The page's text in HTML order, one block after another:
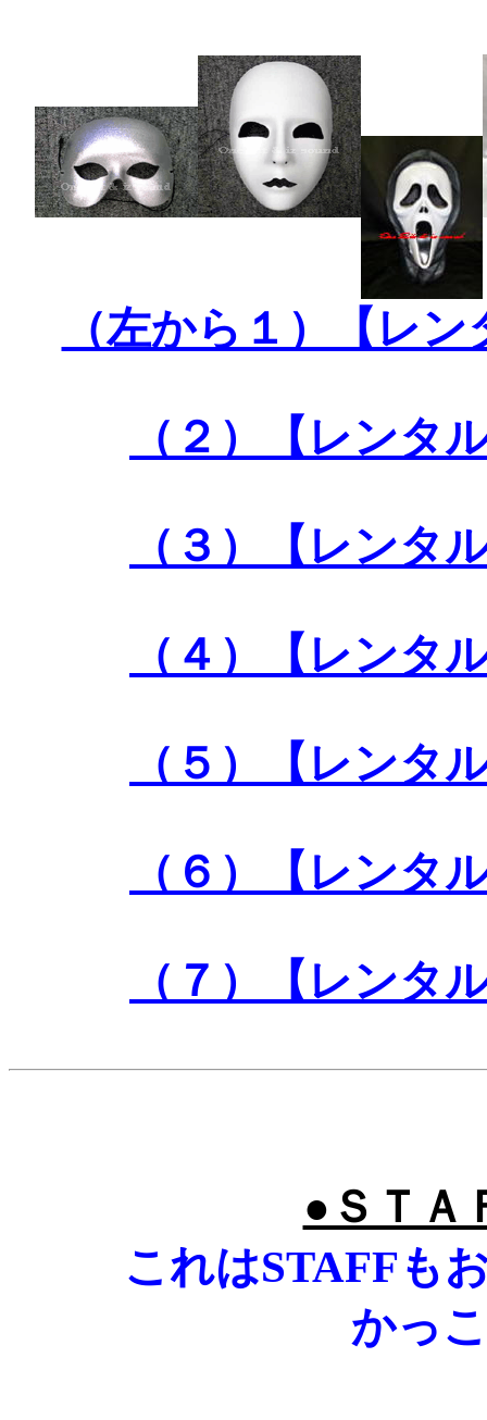
（左から１）【レ
（２）【レンタ
（３）【レンタ
（４）【レンタ
（５）【レンタ
（６）【レンタ
（７）【レンタ
●ＳＴＡ
これはSTAFFも
かっ